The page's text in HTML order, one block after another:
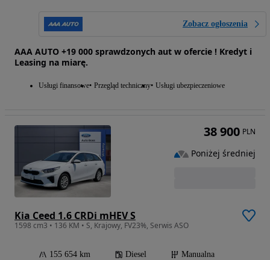
Zobacz ogłoszenia
AAA AUTO +19 000 sprawdzonych aut w ofercie ! Kredyt i
Leasing na miarę.
Usługi finansowe Przegląd techniczny Usługi ubezpieczeniowe
Kia Ceed 1.6 CRDi mHEV S
1598 cm3 • 136 KM • S, Krajowy, FV23%, Serwis ASO
155 654 km Diesel
Manualna
38 900 PLN
Poniżej średniej